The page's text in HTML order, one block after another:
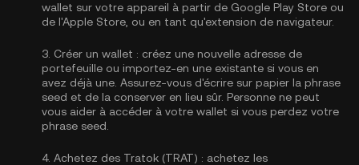
wallet sur votre appareil à partir de Google Play Store ou
de l'Apple Store, ou en tant qu'extension de navigateur.
3. Créer un wallet : créez une nouvelle adresse de
portefeuille ou importez-en une existante si vous en
avez déjà une. Assurez-vous d'écrire sur papier la phrase
seed et de la conserver en lieu sûr. Personne ne peut
vous aider à accéder à votre wallet si vous perdez votre
phrase seed.
4. Achetez des Tratok (TRAT) : achetez les